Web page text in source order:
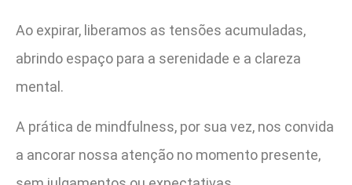
Ao expirar, liberamos as tensões acumuladas,
abrindo espaço para a serenidade e a clareza
mental.
A prática de mindfulness, por sua vez, nos convida
a ancorar nossa atenção no momento presente,